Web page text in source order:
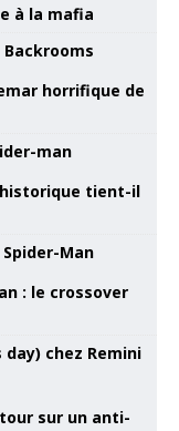
à la mafia
horrifique de
historique tient-il
: le crossover
sur un anti-